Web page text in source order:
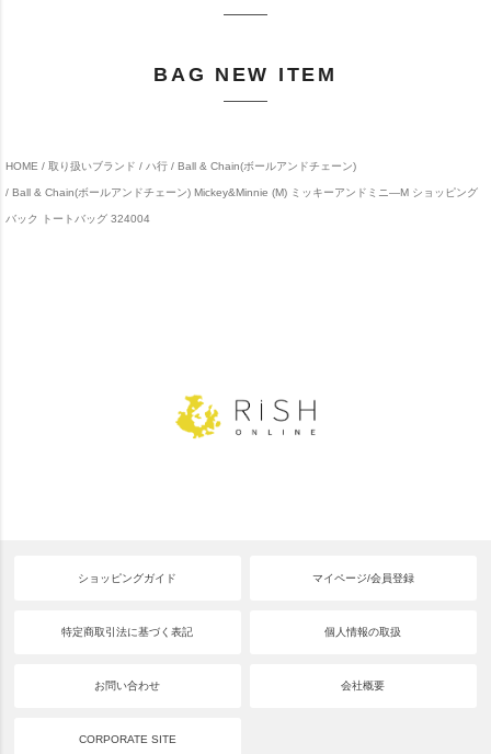
BAG NEW ITEM
HOME 取り扱いブランド ハ行 Ball & Chain(ボールアンドチェーン)
Ball & Chain(ボールアンドチェーン) Mickey&Minnie (M) ミッキーアンドミニ―M ショッピング
バック トートバッグ 324004
ショッピングガイド マイページ/会員登録
特定商取引法に基づく表記 個人情報の取扱
お問い合わせ 会社概要
CORPORATE SITE